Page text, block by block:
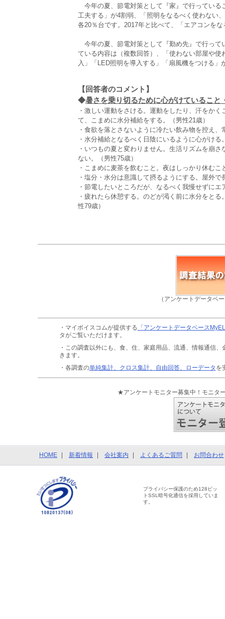
今年の夏、節電対策として『家』で行っている
工夫する」が4割弱、「照明をなるべく使わない
各20％台です。2017年と比べて、「エアコンを
今年の夏、節電対策として『勤め先』で行って
ている内容は（複数回答）、「使わない部屋や
入」「LED照明を導入する」「扇風機をつける」
【回答者のコメント】
◆暑さを乗り切るために心がけていること
・激しい運動をさける。運動をしたり、汗をか
て、こまめに水分補給をする。（男性21歳）
・食欲を落とさないように冷たい飲み物を控え
・水分補給となるべく日陰にいるように心がける
・いつもの夏と変わりません。生活リズムを崩
ない。（男性75歳）
・こまめに麦茶を飲むこと。夜はしっかり休むこ
・塩分・水分は意識して摂るようにする。屋外
・節電したいところだが、なるべく我慢せずに
・疲れたら休憩する。のどが渇く前に水分をと
性79歳）
（アンケートデータベ
・マイボイスコムが提供する 「アンケートデータベース
タがご覧いただけます。
・この調査以外にも、食、住、家庭用品、流通、情報通信、
きます。
・各調査の単純集計、クロス集計、自由回答、ローデータ を
★アンケートモニター募集中！モニタ
HOME 新着情報 会社案内 よくあるご質問 お問合わせ
プライバシー保護のため128ビッ
トSSL暗号化通信を採用していま
す。